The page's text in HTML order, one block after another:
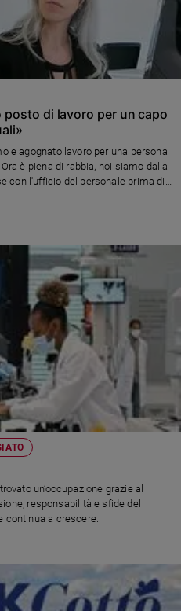
posto di lavoro per un capo
e agognato lavoro per una persona
è piena di rabbia, noi siamo dalla
con l'ufficio del personale prima di
alcuni consigli per affrontare
un’occupazione grazie al
responsabilità e sfide del
continua a crescere.